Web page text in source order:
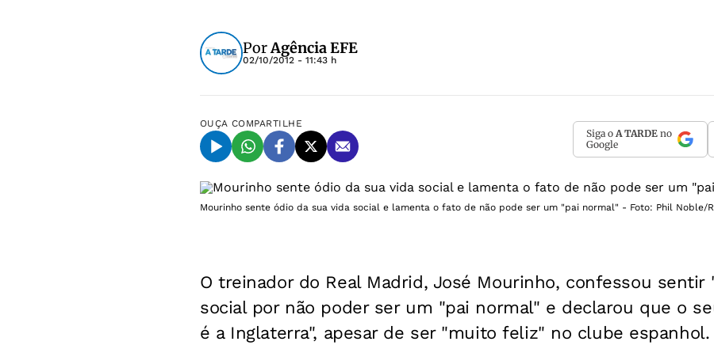
PorAgência EFE
02/10/2012 - 11:43 h
OUÇA COMPARTILHE
Siga o A TARDE no
Google
Mourinho sente ódio da sua vida social e lamenta o fato de não pode ser um "pai normal" - Foto: Phil Noble/
O treinador do Real Madrid, José Mourinho, confessou sentir
social por não poder ser um "pai normal" e declarou que o
é a Inglaterra", apesar de ser "muito feliz" no clube espanhol.